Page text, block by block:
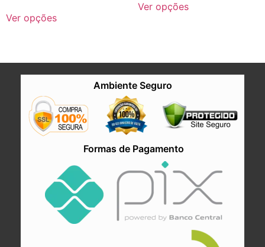
Ver opções
Ver opções
Ambiente Seguro
Formas de Pagamento